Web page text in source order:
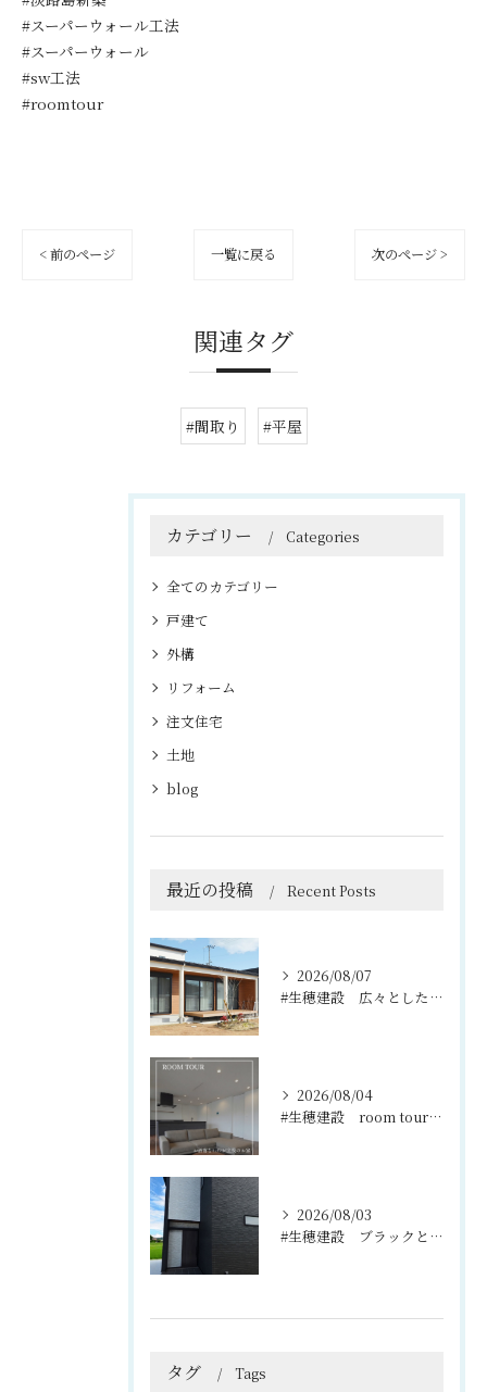
#スーパーウォール工法
#スーパーウォール
#sw工法
#roomtour
< 前のページ 一覧に戻る 次のページ >
関連タグ
#間取り #平屋
カテゴリー Categories
全てのカテゴリー
戸建て
外構
リフォーム
注文住宅
土地
blog
最近の投稿 Recent Posts
2026/08/07
#生穂建設 広々としたウッドデッキは、室内と庭を繋ぐ心地よい...
2026/08/04
#生穂建設 room tour🏠
2026/08/03
#生穂建設 ブラックとグレーのコントラストがスタイリッシュな...
タグ Tags